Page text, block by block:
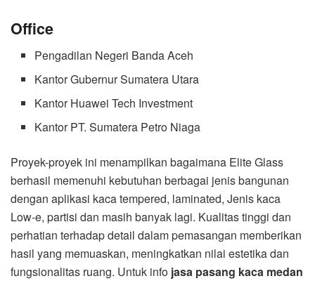
Office
Pengadilan Negeri Banda Aceh
Kantor Gubernur Sumatera Utara
Kantor Huawei Tech Investment
Kantor PT. Sumatera Petro Niaga
Proyek-proyek ini menampilkan bagaimana Elite Glass
berhasil memenuhi kebutuhan berbagai jenis bangunan
dengan aplikasi kaca tempered, laminated, Jenis kaca
Low-e, partisi dan masih banyak lagi. Kualitas tinggi dan
perhatian terhadap detail dalam pemasangan memberikan
hasil yang memuaskan, meningkatkan nilai estetika dan
fungsionalitas ruang. Untuk info jasa pasang kaca medan